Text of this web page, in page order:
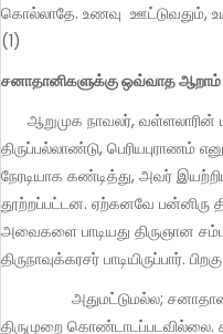
கொல்லாதே. உணவு ஊட்டுவதும்,
(1)
சனாதானிகளுக்கு ஒவ்வாத ஆறாம்
ஆறுமுக நாவலர், வள்ளலாரின் பாடல்கள் ‘திருவருட்பா’ அல்ல என்று மறுத்தார், தேவாரம், திருவாசகம், திருவிசைப்பா,
திருப்பல்லாண்டு, பெரியபுராணம்
நேரடியாக கண்டித்து, அவர்
தூற்றப்பட்டன. ஏற்கனவே பன்னிரு
அவைகளை பாடியது திருஞான
திருநாவுக்கரசர் பாடியிருப்பார்.
அதுமட்டுமல்ல; சனாதான வாதிகளால் திருஅருட்பாவில் உள்ள முதல் ஐந்து திருமுறைகள் கொண்டாடப்பட்டது போல, ஆறாம்
திருமுறை கொண்டாடப்படவில்லை.